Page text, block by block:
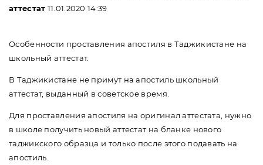
аттестат 11.01.2020 14:39
Особенности проставления апостиля в Таджикистане на
школьный аттестат.
В Таджикистане не примут на апостиль школьный
аттестат, выданный в советское время.
Для проставления апостиля на оригинал аттестата, нужно
в школе получить новый аттестат на бланке нового
таджикского образца и только после этого подавать на
апостиль.